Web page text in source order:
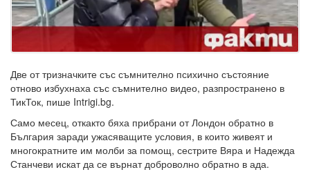
Две от тризначките със съмнително психично състояние
отново избухнаха със съмнително видео, разпространено в
ТикТок, пише Intrigi.bg.
Само месец, откакто бяха прибрани от Лондон обратно в
България заради ужасяващите условия, в които живеят и
многократните им молби за помощ, сестрите Вяра и Надежда
Станчеви искат да се върнат доброволно обратно в ада.